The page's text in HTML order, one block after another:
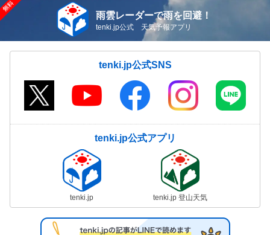
雨雲レーダーで雨を回避！
tenki.jp公式 天気予報アプリ
tenki.jp公式SNS
tenki.jp公式アプリ
tenki.jp tenki.jp 登山天気